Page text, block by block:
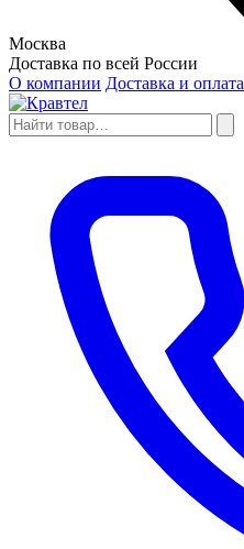
Москва
Доставка по всей России
О компании Доставка и оплата